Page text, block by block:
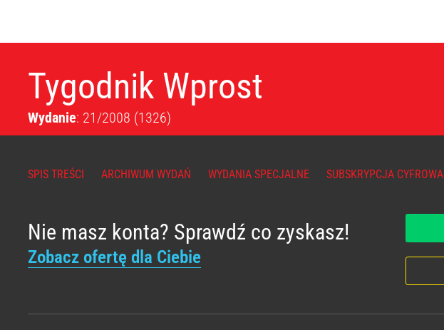
Tygodnik Wprost
Wydanie: 21/2008 (1326)
SPIS TREŚCI ARCHIWUM WYDAŃ WYDANIA SPECJALNE SUBSKRYPCJA CYFROWA
Nie masz konta? Sprawdź co zyskasz!
Zobacz ofertę dla Ciebie